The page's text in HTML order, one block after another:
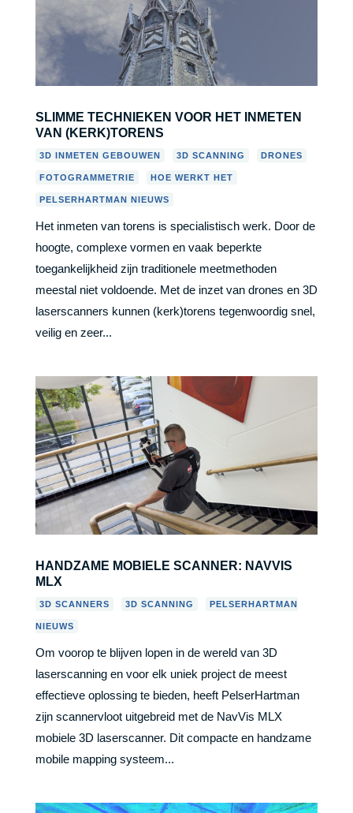
SLIMME TECHNIEKEN VOOR HET INMETEN
VAN (KERK)TORENS
3D INMETEN GEBOUWEN 3D SCANNING DRONES
FOTOGRAMMETRIE HOE WERKT HET
PELSERHARTMAN NIEUWS
Het inmeten van torens is specialistisch werk. Door de
hoogte, complexe vormen en vaak beperkte
toegankelijkheid zijn traditionele meetmethoden
meestal niet voldoende. Met de inzet van drones en 3D
laserscanners kunnen (kerk)torens tegenwoordig snel,
veilig en zeer...
HANDZAME MOBIELE SCANNER: NAVVIS
MLX
3D SCANNERS 3D SCANNING PELSERHARTMAN
NIEUWS
Om voorop te blijven lopen in de wereld van 3D
laserscanning en voor elk uniek project de meest
effectieve oplossing te bieden, heeft PelserHartman
zijn scannervloot uitgebreid met de NavVis MLX
mobiele 3D laserscanner. Dit compacte en handzame
mobile mapping systeem...